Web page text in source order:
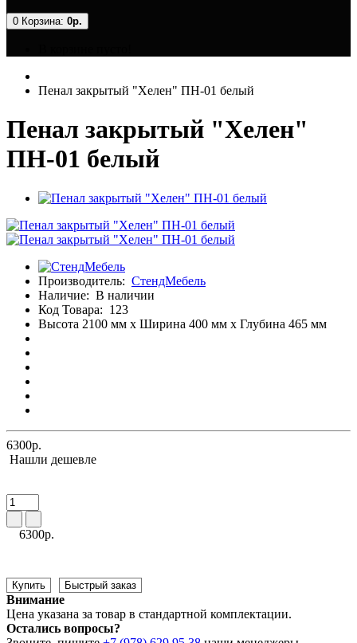
0 Корзина: 0р.
Пенал закрытый "Хелен" ПН-01 белый
Пенал закрытый "Хелен"
ПН-01 белый
Производитель: СтендМебель
Наличие: В наличии
Код Товара: 123
Высота 2100 мм x Ширина 400 мм x Глубина 465 мм
6300р.
Нашли дешевле
6300р.
Купить Быстрый заказ
Внимание
Цена указана за товар в стандартной комплектации.
Остались вопросы?